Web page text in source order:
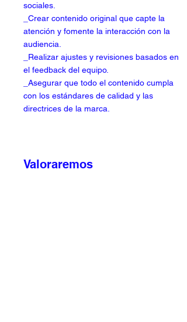
sociales.
_Crear contenido original que capte la
atención y fomente la interacción con la
audiencia.
_Realizar ajustes y revisiones basados en
el feedback del equipo.
_Asegurar que todo el contenido cumpla
con los estándares de calidad y las
directrices de la marca.
Valoraremos